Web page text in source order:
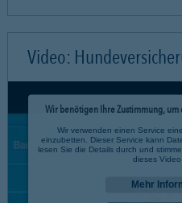
Video:
Wir benötigen Ihre Zustimmung, um
Wir verwenden einen Service
einzubetten. Dieser Service kann
lesen Sie die Details durch und
dieses
Mehr